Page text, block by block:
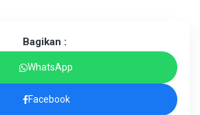
Bagikan :
WhatsApp
Facebook